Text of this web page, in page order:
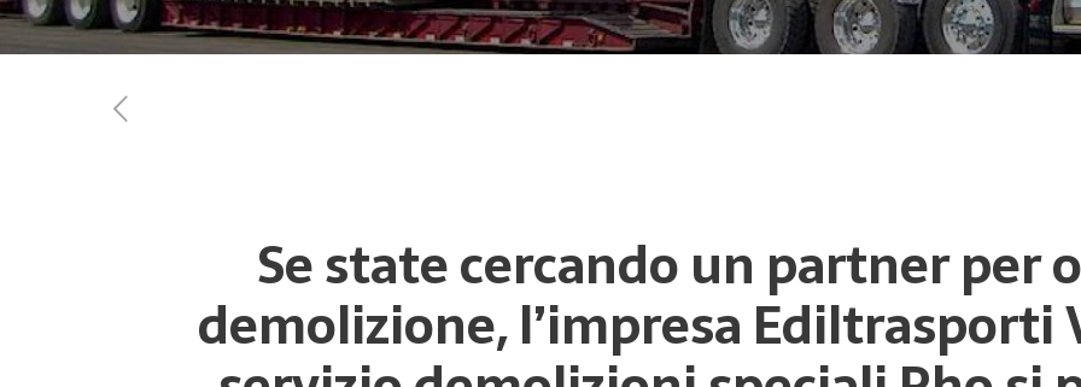
Se state cercando un partner per
demolizione, l’impresa Ediltrasporti